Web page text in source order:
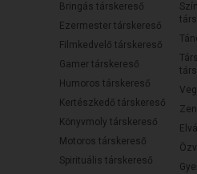
Bringás társkereső
Ezermester társkereső
Filmkedvelő társkereső
Gamer társkereső
Humoros társkereső
Kertészkedő társkereső
Könyvmoly társkereső
Motoros társkereső
Spirituális társkereső